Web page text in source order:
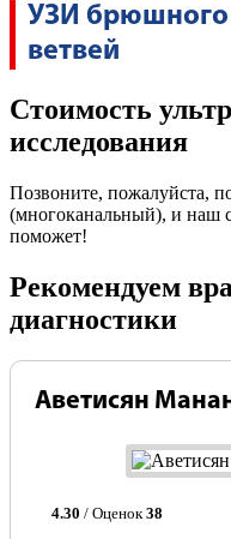
УЗИ брюшного
ветвей
Стоимость
исследования
Позвоните, пожалуйста,
(многоканальный), и наш
поможет!
Рекомендуем
диагностики
Аветисян
4.30 / Оценок 38